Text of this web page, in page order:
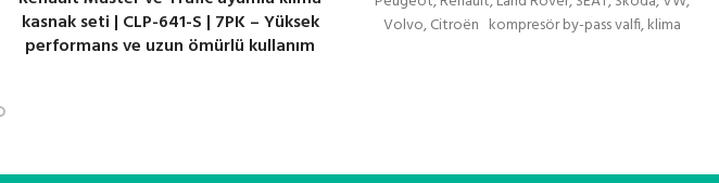
kasnak seti | CLP-641-S | 7PK – Yüksek
performans ve uzun ömürlü kullanım
Volvo, Citroën kompresör by-pass valfi, klima
klima basınç regülatörü, soğutucu akışkan valfi,